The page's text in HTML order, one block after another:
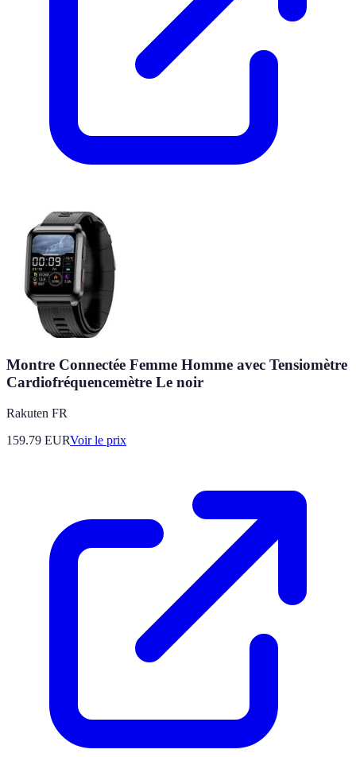
Montre Connectée Femme Homme avec Tensiomètre
Cardiofréquencemètre Le noir
Rakuten FR
159.79 EURVoir le prix